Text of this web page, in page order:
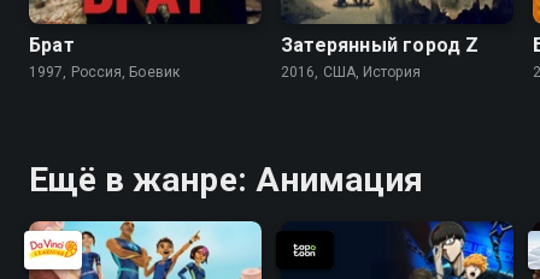
Брат
1997, Россия, Боевик
Затерянный город Z
2016, США, История
Ещё в жанре: Анимация